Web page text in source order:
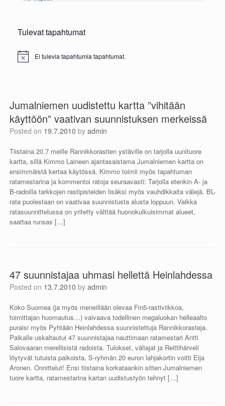
Tulevat tapahtumat
N
Ei tulevia tapahtumia tapahtumat.
Jumalniemen uudistettu kartta ”vihitään
käyttöön” vaativan suunnistuksen merkeissä
Posted on 19.7.2010 by admin
Tiistaina 20.7 meille Rannikkorastien ystäville on tarjolla uunituore
kartta, sillä Kimmo Laineen ajantasaistama Jumalniemen kartta on
ensimmäistä kertaa käytössä. Kimmo toimii myös tapahtuman
ratamestarina ja kommentoi ratoja seuraavasti: Tarjolla etenkin A- ja
B-radoilla tarkkojen rastipisteiden lisäksi myös vauhdikkaita välejä. BL-
rata puolestaan on vaativaa suunnistusta alusta loppuun. Vaikka
ratasuunnittelussa on yritetty välttää huonokulkuisimmat alueet,
saattaa runsas […]
47 suunnistajaa uhmasi hellettä Heinlahdessa
Posted on 13.7.2010 by admin
Koko Suomea (ja myös meneillään olevaa Fin5-rastiviikkoa,
toimittajan huomautus…) vaivaava todellinen megaluokan helleaalto
puraisi myös Pyhtään Heinlahdessa suunnistettuja Rannikkorasteja.
Paikalle uskaltautui 47 suunnistajaa nauttimaan ratamestari Antti
Salovaaran merellisistä radoista. Tulokset, väliajat ja Reittihärveli
löytyvät tutuista paikoista. S-ryhmän 20 euron lahjakortin voitti Eija
Aronen. Onnittelut! Ensi tiistaina korkataankin sitten Jumalniemen
tuore kartta, ratamestarina kartan uudistustyön tehnyt […]